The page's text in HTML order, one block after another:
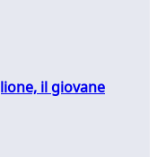
il giovane